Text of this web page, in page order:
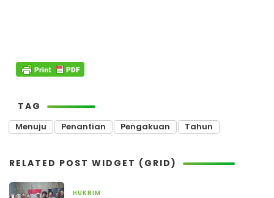
TAG
Menuju Penantian Pengakuan Tahun
RELATED POST WIDGET (GRID)
HUKRIM